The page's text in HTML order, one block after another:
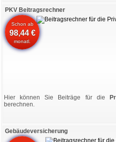
PKV Beitragsrechner
Schon ab
98,44 €
monatl.
Hier können Sie Beiträge für die
berechnen.
Gebäudeversicherung